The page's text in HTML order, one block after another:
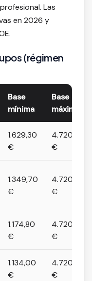
Las
en 2026 y
(régimen
Base
mínima
Base
máxima
1.629,30
€
4.720,50
€
1.349,70
€
4.720,50
€
1.174,80
€
4.720,50
€
1.134,00
€
4.720,50
€